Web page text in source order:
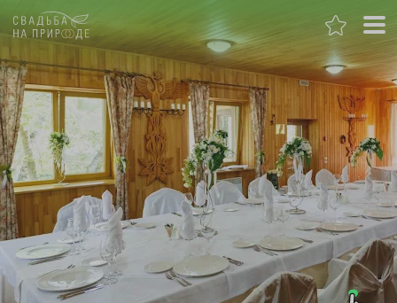
Челябинск
Банкет
Свадьба
День рождения
Выпускной